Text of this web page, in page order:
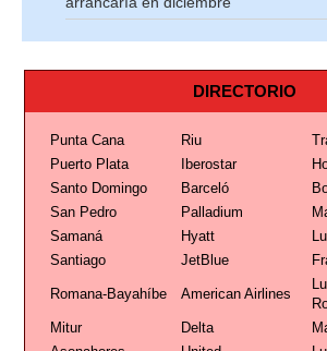
DIRECTORIO
Punta Cana Riu
Puerto Plata
Iberostar
Santo Domingo
Barceló
San Pedro
Palladium
Samaná
Hyatt
Santiago
JetBlue
Romana-Bayahíbe American Airlines
Mitur
Delta